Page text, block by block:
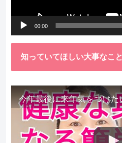
00:00
知っていてほしい大事なこと